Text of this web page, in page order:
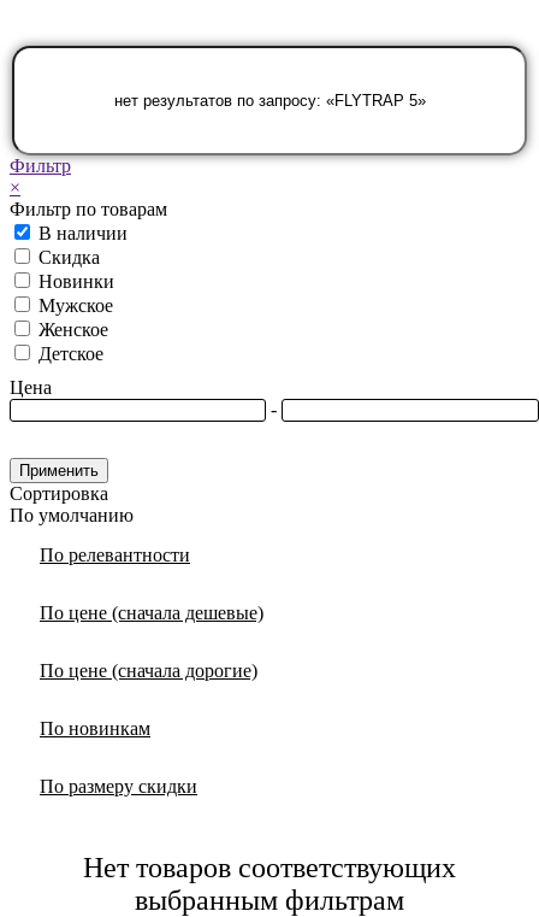
Фильтр
×
Фильтр по товарам
В наличии
Скидка
Новинки
Мужское
Женское
Детское
Цена
-
Применить
Сортировка
По умолчанию
По релевантности
По цене (сначала дешевые)
По цене (сначала дорогие)
По новинкам
По размеру скидки
Нет товаров соответствующих
выбранным фильтрам